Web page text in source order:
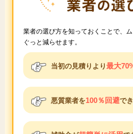
業者の選び方を知っておくことで、
ぐっと減らせます。
当初の見積りより最大
悪質業者を100％回避で